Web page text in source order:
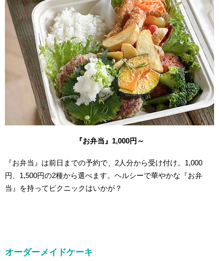
『お弁当』1,000円～
『お弁当』は前日までの予約で、2人分から受け付け。1,000
円、1,500円の2種から選べます。ヘルシーで華やかな『お弁
当』を持ってピクニックはいかが？
オーダーメイドケーキ